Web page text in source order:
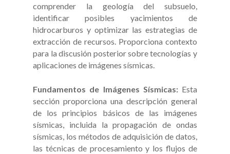
comprender la geología del subsuelo,
identificar posibles yacimientos de
hidrocarburos y optimizar las estrategias de
extracción de recursos. Proporciona contexto
para la discusión posterior sobre tecnologías y
aplicaciones de imágenes sísmicas.
Fundamentos de Imágenes Sísmicas:Esta
sección proporciona una descripción general
de los principios básicos de las imágenes
sísmicas, incluida la propagación de ondas
sísmicas, los métodos de adquisición de datos,
las técnicas de procesamiento y los flujos de